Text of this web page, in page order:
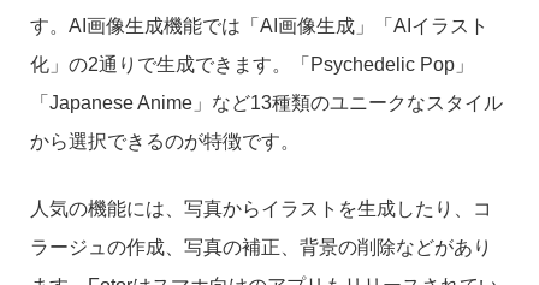
す。AI画像生成機能では「AI画像生成」「AIイラスト
化」の2通りで生成できます。「Psychedelic Pop」
「Japanese Anime」など13種類のユニークなスタイル
から選択できるのが特徴です。
人気の機能には、写真からイラストを生成したり、コ
ラージュの作成、写真の補正、背景の削除などがあり